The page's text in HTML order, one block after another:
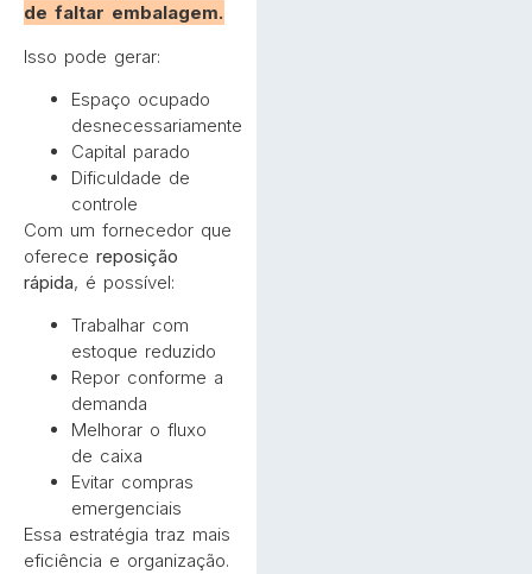
de faltar embalagem.
Isso pode gerar:
Espaço ocupado
desnecessariamente
Capital parado
Dificuldade de
controle
Com um fornecedor que
oferece reposição
rápida, é possível:
Trabalhar com
estoque reduzido
Repor conforme a
demanda
Melhorar o fluxo
de caixa
Evitar compras
emergenciais
Essa estratégia traz mais
eficiência e organização.